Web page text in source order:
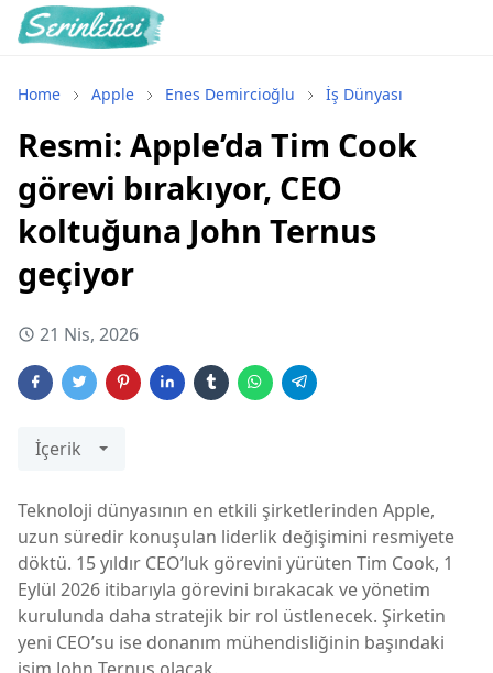
Home Apple Enes Demircioğlu İş Dünyası
Resmi: Apple’da Tim Cook
görevi bırakıyor, CEO
koltuğuna John Ternus
geçiyor
21 Nis, 2026
İçerik
Teknoloji dünyasının en etkili şirketlerinden Apple,
uzun süredir konuşulan liderlik değişimini resmiyete
döktü. 15 yıldır CEO’luk görevini yürüten Tim Cook, 1
Eylül 2026 itibarıyla görevini bırakacak ve yönetim
kurulunda daha stratejik bir rol üstlenecek. Şirketin
yeni CEO’su ise donanım mühendisliğinin başındaki